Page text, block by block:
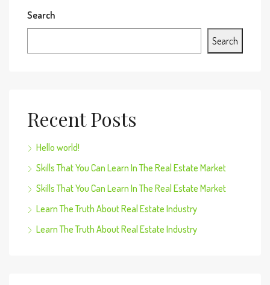
Search
Search
Recent Posts
Hello world!
Skills That You Can Learn In The Real Estate Market
Skills That You Can Learn In The Real Estate Market
Learn The Truth About Real Estate Industry
Learn The Truth About Real Estate Industry